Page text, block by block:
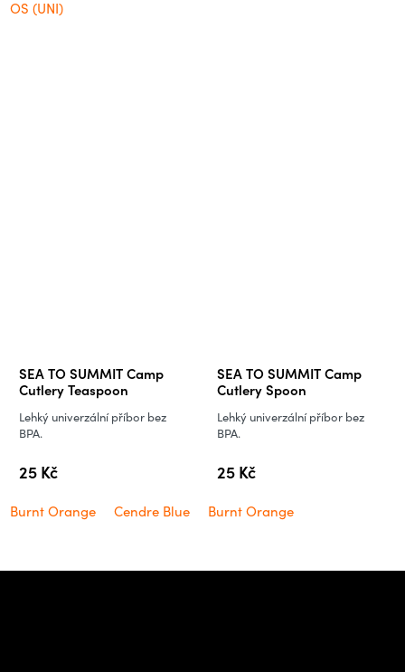
OS (UNI)
SEA TO SUMMIT Camp
Cutlery Teaspoon
25 Kč
Lehký univerzální příbor bez
BPA.
Burnt Orange Cendre Blue
SEA TO SUMMIT Camp
Cutlery Spoon
25 Kč
Lehký univerzální příbor bez
BPA.
Burnt Orange
Z